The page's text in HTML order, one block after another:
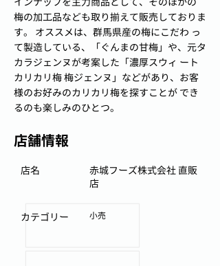
梅の加工品なども取り揃えて販売しておりま
す。 オススメは、群馬県産の梅にこだわ っ
て製造している、「ぐんまの甘梅」や、元タ
カラジェンヌが考案した「濃厚スウィ ート
カリカリ梅 梅ジェンヌ」などがあり、お客
様のお好みのカリカリ梅を探すことが でき
るのも楽しみのひとつ。
店舗情報
赤城フーズ株式会社 直販
店
店名
小売
カテゴリー